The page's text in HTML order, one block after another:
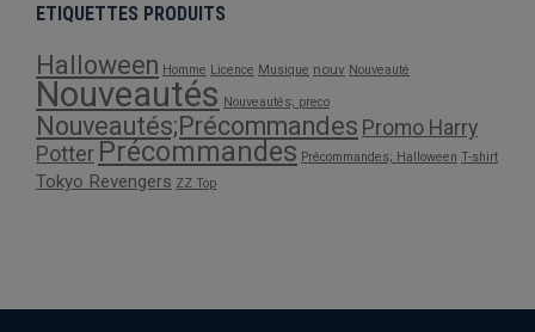
ETIQUETTES PRODUITS
Halloween Homme Licence Musique nouv Nouveauté
Nouveautés Nouveautés; preco
Nouveautés;Précommandes Promo Harry
Potter Précommandes Précommandes; Halloween T-shirt
Tokyo Revengers ZZ Top